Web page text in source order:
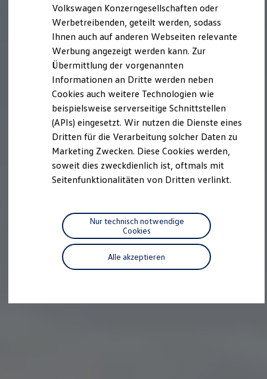
Werkbesichtigung
Factory visit
Lifestyle Shop
Golf Kollektion
ID. Kollektion
Volkswagen Kollektion
GTI Kollektion
Fußball Drop
we drive football
#wedriveproud
Besitzer und Service
myVolkswagen
Software Updates
Inspektion und HU/AU
Räder und Reifen
Pannen- und Unfallhilfe
Economy Service
Volkswagen Teile
Zubehör
Modellspezifisches Zubehör
Entertainment und Elektronik
Volkswagen Konzerngesellschaften oder
Werbetreibenden, geteilt werden, sodass
Ihnen auch auf anderen Webseiten relevante
Werbung angezeigt werden kann. Zur
Übermittlung der vorgenannten
Informationen an Dritte werden neben
Cookies auch weitere Technologien wie
beispielsweise serverseitige Schnittstellen
(APIs) eingesetzt. Wir nutzen die Dienste eines
Dritten für die Verarbeitung solcher Daten zu
Marketing Zwecken. Diese Cookies werden,
soweit dies zweckdienlich ist, oftmals mit
Seitenfunktionalitäten von Dritten verlinkt.
Alle akzeptieren
Nur technisch notwendige
Cookies